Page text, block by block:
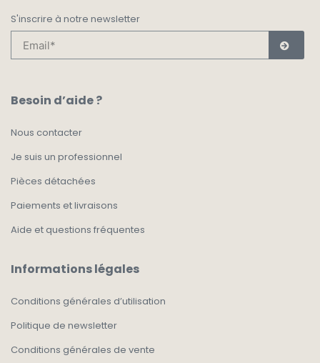
S'inscrire à notre newsletter
Besoin d’aide ?
Nous contacter
Je suis un professionnel
Pièces détachées
Paiements et livraisons
Aide et questions fréquentes
Informations légales
Conditions générales d’utilisation
Politique de newsletter
Conditions générales de vente